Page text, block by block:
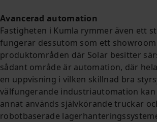
Avancerad automation
Fastigheten i Kumla rymmer även ett
fungerar dessutom som ett
produktområden där Solar besitter
sådant område är automation, där
en uppvisning i vilken skillnad bra
välfungerande industriautomation kan
annat används självkörande truckar
robotbaserade